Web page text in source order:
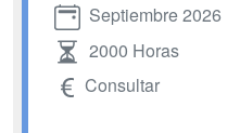
Septiembre 2026
2000 Horas
Consultar